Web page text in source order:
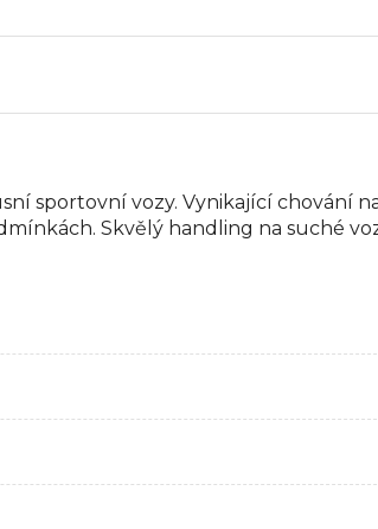
sportovní vozy. Vynikající chování
Skvělý handling na suché